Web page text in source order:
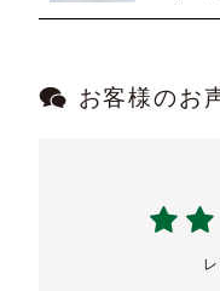
お客様のお